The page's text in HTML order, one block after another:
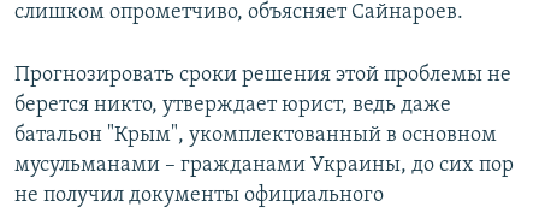
слишком опрометчиво, объясняет Сайнароев.
Прогнозировать сроки решения этой проблемы не
берется никто, утверждает юрист, ведь даже
батальон "Крым", укомплектованный в основном
мусульманами – гражданами Украины, до сих пор
не получил документы официального